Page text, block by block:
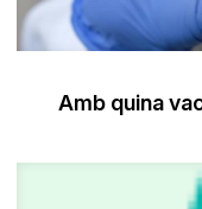
Amb quina